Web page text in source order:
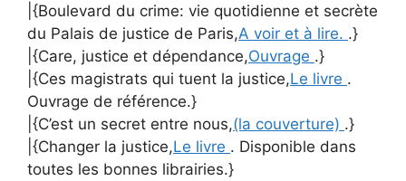
|{Boulevard du crime: vie quotidienne et secrète
du Palais de justice de Paris,A voir et à lire. .}
|{Care, justice et dépendance,Ouvrage .}
|{Ces magistrats qui tuent la justice,Le livre .
Ouvrage de référence.}
|{C’est un secret entre nous,(la couverture) .}
|{Changer la justice,Le livre . Disponible dans
toutes les bonnes librairies.}